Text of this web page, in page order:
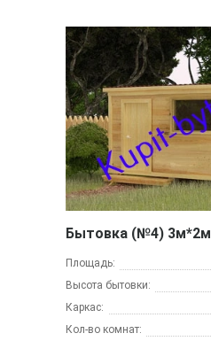
Бытовка (№4) 3м*2м
Площадь:
Высота бытовки:
Каркас:
Кол-во комнат: